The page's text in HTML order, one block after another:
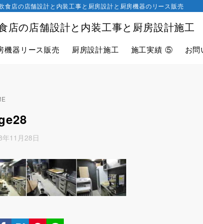
店の店舗設計と内装工事と厨房設計施工
食店の店舗設計と内装工事と厨房設計と厨房機器のリース販売
機器リース販売 厨房設計施工 施工実績 ⑤ お
年11月28日